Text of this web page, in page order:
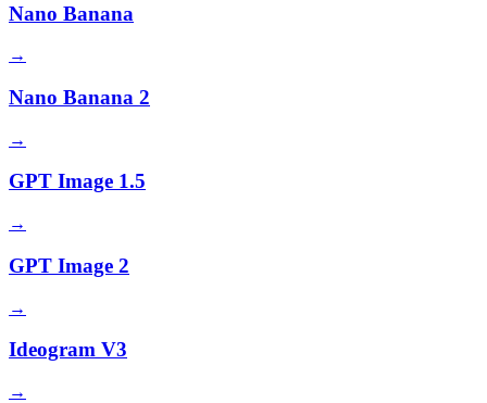
Nano Banana
→
Nano Banana 2
→
GPT Image 1.5
→
GPT Image 2
→
Ideogram V3
→